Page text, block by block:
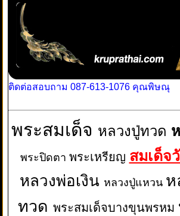
ติดต่อสอบถาม 087-613-1076 คุณพิษณุ
พระสมเด็จ หลวงปู่ทวด
พระปิดตา พระเหรียญ สมเด็จ
หลวงพ่อเงิน หลวงปู่แหวน ห
ทวด พระสมเด็จบางขุนพรหม